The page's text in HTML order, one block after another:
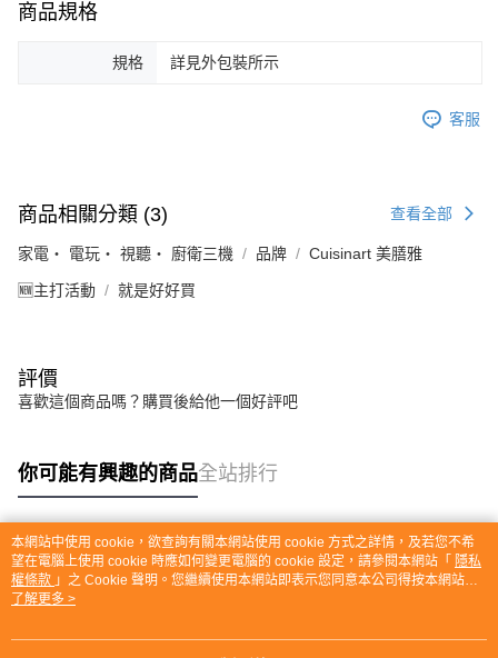
商品規格
規格 詳見外包裝所示
客服
商品相關分類 (3) 查看全部
家電・ 電玩・ 視聽・ 廚衛三機 品牌 Cuisinart 美膳雅
🆕主打活動 就是好好買
評價
喜歡這個商品嗎？購買後給他一個好評吧
你可能有興趣的商品全站排行
熱門標籤
本網站中使用 cookie，欲查詢有關本網站使用 cookie 方式之詳情，及若您不希
望在電腦上使用 cookie 時應如何變更電腦的 cookie 設定，請參閱本網站「 隱私
權條款 」之 Cookie 聲明。您繼續使用本網站即表示您同意本公司得按本網站使
用條款之 Cookie 聲明使用 cookie。
了解更多 >